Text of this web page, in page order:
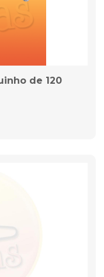
de 120